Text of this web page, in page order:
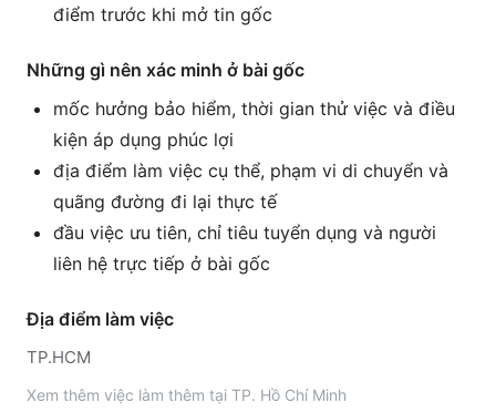
điểm trước khi mở tin gốc
Những gì nên xác minh ở bài gốc
mốc hưởng bảo hiểm, thời gian thử việc và điều
kiện áp dụng phúc lợi
địa điểm làm việc cụ thể, phạm vi di chuyển và
quãng đường đi lại thực tế
đầu việc ưu tiên, chỉ tiêu tuyển dụng và người
liên hệ trực tiếp ở bài gốc
Địa điểm làm việc
TP.HCM
Xem thêm việc làm thêm tại TP. Hồ Chí Minh